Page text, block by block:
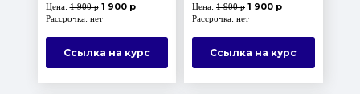
Цена:1 900 р 1 900 р
Рассрочка: нет
Ссылка на курс
Цена: 1 900 р 1 900 р
Рассрочка: нет
Ссылка на курс